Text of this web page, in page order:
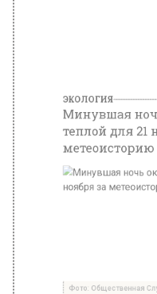
Минувшая
теплой для 21